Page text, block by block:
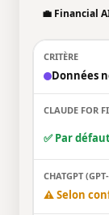
💼 Financial
Données
✅ Par
⚠️ Selon